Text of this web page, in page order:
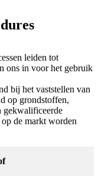
leiden tot
ons in voor het gebruik
bij het vaststellen van
op grondstoffen,
gekwalificeerde
de markt worden